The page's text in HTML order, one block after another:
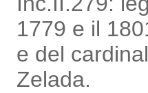
1779 e il
e del
Zelada.